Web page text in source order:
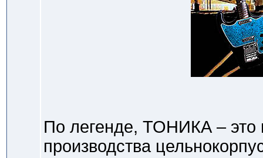
По легенде, ТОНИКА – это
производства